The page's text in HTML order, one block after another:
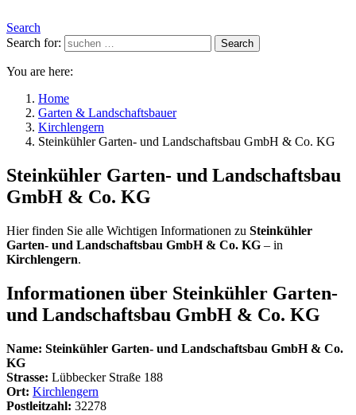
Search
Search for:
Search
You are here:
Home
Garten & Landschaftsbauer
Kirchlengern
Steinkühler Garten- und Landschaftsbau GmbH & Co. KG
Steinkühler Garten- und Landschaftsbau
GmbH & Co. KG
Hier finden Sie alle Wichtigen Informationen zu Steinkühler
Garten- und Landschaftsbau GmbH & Co. KG – in
Kirchlengern.
Informationen über Steinkühler Garten-
und Landschaftsbau GmbH & Co. KG
Name: Steinkühler Garten- und Landschaftsbau GmbH & Co.
KG
Strasse: Lübbecker Straße 188
Ort: Kirchlengern
Postleitzahl: 32278